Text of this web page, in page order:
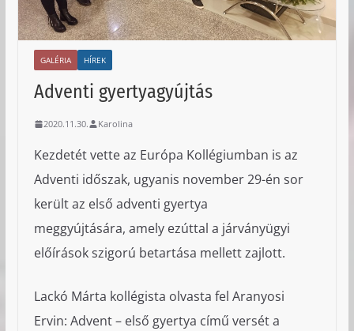
GALÉRIA HÍREK
Adventi gyertyagyújtás
2020.11.30. Karolina
Kezdetét vette az Európa Kollégiumban is az
Adventi időszak, ugyanis november 29-én sor
került az első adventi gyertya
meggyújtására, amely ezúttal a járványügyi
előírások szigorú betartása mellett zajlott.
Lackó Márta kollégista olvasta fel Aranyosi
Ervin: Advent – első gyertya című versét a